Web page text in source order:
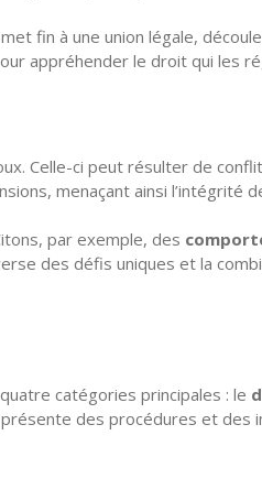
fin à une union légale,
appréhender le droit qui les
Celle-ci peut résulter de
menaçant ainsi l’intégrité
par exemple, des
des défis uniques et la
catégories principales : le
présente des procédures et